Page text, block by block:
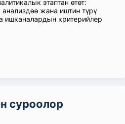
этаптан өтөт:
жана иштин түрү
ишканалардын критерийлер
суроолор